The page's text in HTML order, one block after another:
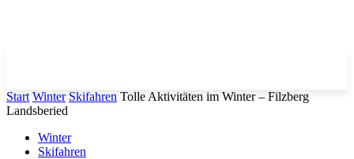
Start Winter Skifahren Tolle Aktivitäten im Winter – Filzberg
Landsberied
Winter
Skifahren